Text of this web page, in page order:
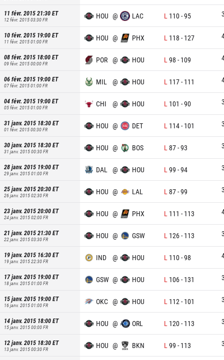
11 févr. 2015 21:30ET
12 févr. 2015 03:30FR HOU @ LAC L 110-95
10 févr. 2015 19:00ET
11 févr. 2015 01:00FR HOU @ PHX L 118 - 127
08 févr. 2015 18:00ET
09 févr. 2015 00:00FR POR @ HOU L 98 - 109
06 févr. 2015 19:00ET
07 févr. 2015 01:00FR MIL @ HOU L 117- 111
04 févr. 2015 19:00ET
05 févr. 2015 01:00FR CHI @ HOU L 101 -90
31 janv. 2015 18:30ET
01 févr. 2015 00:30FR HOU @ DET L 114- 101
30 janv. 2015 18:30ET
31 janv. 2015 00:30FR HOU @ BOS L 87-93
28 janv. 2015 19:00ET
29 janv. 2015 01:00FR DAL @ HOU L 99 -94
25 janv. 2015 20:30ET
26 janv. 2015 02:30FR HOU @ LAL L 87-99
23 janv. 2015 20:00ET
24 janv. 2015 02:00FR HOU @ PHX L 111 - 113
21 janv. 2015 21:30ET
22 janv. 2015 03:30FR HOU @ GSW L 126- 113
19 janv. 2015 16:30ET
19 janv. 2015 22:30FR IND @ HOU L 110-98
17 janv. 2015 19:00ET
18 janv. 2015 01:00FR GSW @ HOU L 106- 131
15 janv. 2015 19:00ET
16 janv. 2015 01:00FR OKC @ HOU L 112 - 101
14 janv. 2015 18:00ET
15 janv. 2015 00:00FR HOU @ ORL L 120- 113
12 janv. 2015 18:30ET
13 janv. 2015 00:30FR HOU @ BKN L 99 - 113